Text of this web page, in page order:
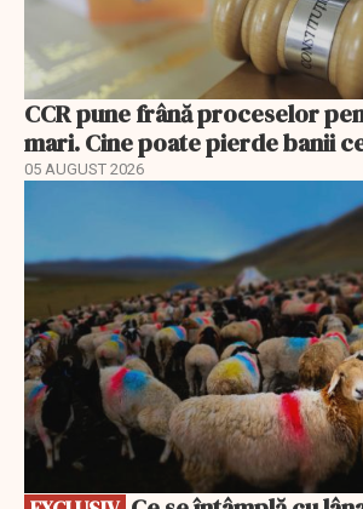
CCR pune frână proceselor
mari. Cine poate pierde banii
05 AUGUST 2026